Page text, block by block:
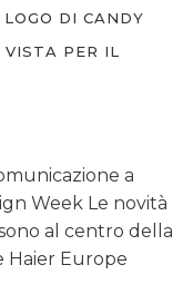
DI CANDY
PER IL
a
Week Le novità
al centro della
Haier Europe